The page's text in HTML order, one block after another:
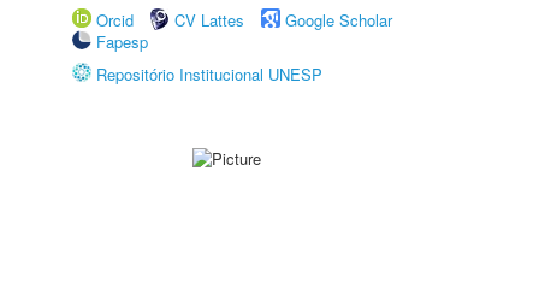
Orcid
CV Lattes
Google Scholar
Fapesp
Repositório Institucional UNESP